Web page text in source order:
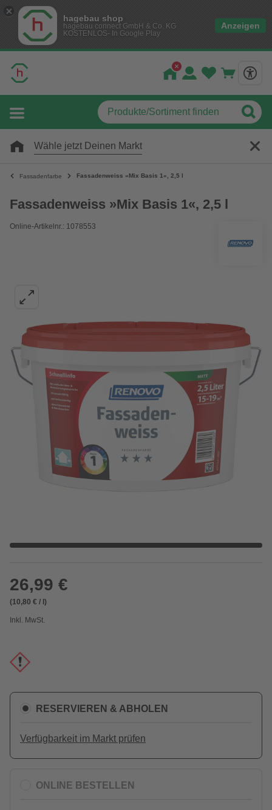
hagebau shop
hagebau connect GmbH & Co. KG
KOSTENLOS- In Google Play
Anzeigen
Wähle jetzt Deinen Markt
Fassadenfarbe Fassadenweiss »Mix Basis 1«, 2,5 l
Fassadenweiss »Mix Basis 1«, 2,5 l
Online-Artikelnr.: 1078553
26,99 €
(10,80 € / l)
Inkl. MwSt.
RESERVIEREN & ABHOLEN
Verfügbarkeit im Markt prüfen
ONLINE BESTELLEN